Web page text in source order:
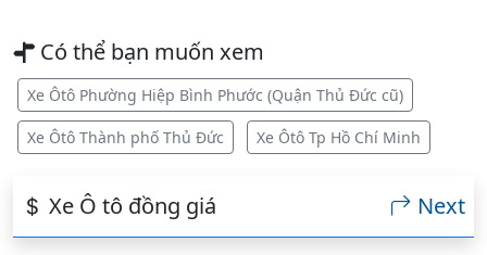
Có thể bạn muốn xem
Xe Ôtô Phường Hiệp Bình Phước (Quận Thủ Đức cũ)
Xe Ôtô Thành phố Thủ Đức Xe Ôtô Tp Hồ Chí Minh
Xe Ô tô đồng giá Next